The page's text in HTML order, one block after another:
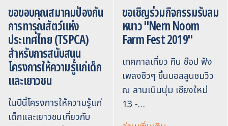
ขอขอบคุณสมาคมป้องกัน
การทารุณสัตว์แห่ง
ประเทศไทย (TSPCA)
สำหรับการสนับสนุน
โครงการให้ความรู้แก่เด็ก
และเยาวชน
ในปีนี้โครงการให้ความรู้แก่
เด็กและเยาวชนเกี่ยวกับ
ขอเชิญร่วมกิจกรรมรับลม
หนาว "Nern Noom
Farm Fest 2019"
เทศกาลเที่ยว กิน ช๊อป ฟัง
เพลงชิวๆ ขึ้นบอลลูนชมวิว
ณ ลานเนินนุ่ม เชียงใหม่
13 -…